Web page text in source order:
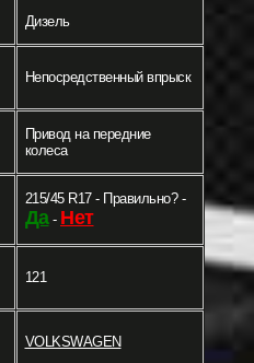
Дизель
Непосредственный впрыск
Привод на передние
колеса
215/45 R17 - Правильно? -
Да- Нет
121
VOLKSWAGEN